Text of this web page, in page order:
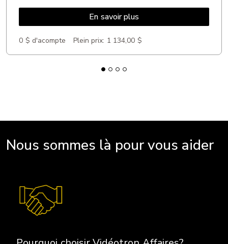
En savoir plus
0 $ d'acompte Plein prix: 1 134,00 $
Nous sommes là pour vous aider